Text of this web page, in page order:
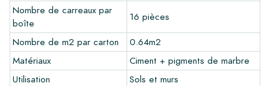
Commande d'échantillons
Pour avoir une bonne impression de nos produits, nous
recommandons toujours de commander quelques échantillons
au préalable. Les frais d'échantillons seront déduits de toute
commande éventuelle.
Nombre de carreaux par
boîte
16 pièces
Nombre de m2 par carton
0.64m2
Matériaux
Ciment + pigments de marbre
Utilisation
Sols et murs